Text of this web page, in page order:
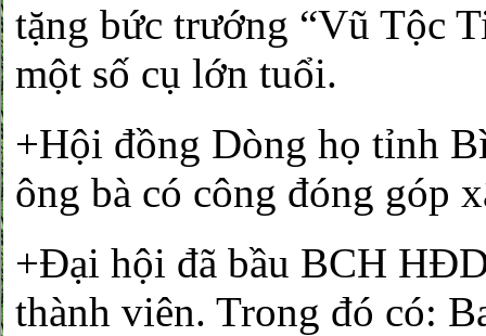
tặng bức trướng “Vũ Tộc
một số cụ lớn tuổi.
+Hội đồng Dòng họ tỉnh
ông bà có công đóng góp
+Đại hội đã bầu BCH
thành viên. Trong đó có: